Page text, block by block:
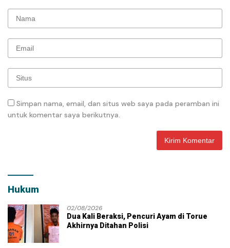
Simpan nama, email, dan situs web saya pada peramban ini
untuk komentar saya berikutnya.
Hukum
02/08/2026
Dua Kali Beraksi, Pencuri Ayam di Torue
Akhirnya Ditahan Polisi